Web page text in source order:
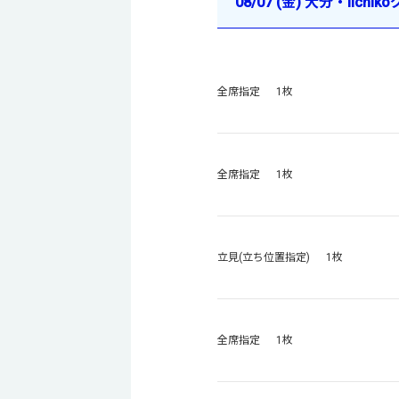
全席指定 1枚
全席指定 1枚
立見(立ち位置指定) 1枚
全席指定 1枚